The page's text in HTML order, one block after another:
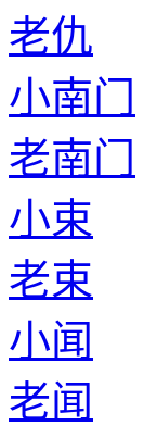
老仇
小南门
老南门
小束
老束
小闻
老闻